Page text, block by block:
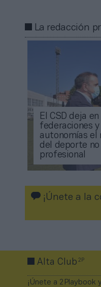
La redacción
El CSD deja
federaciones y
autonomías el
del deporte no
profesional
¡Únete a la
Alta Club2P
¡Únete a